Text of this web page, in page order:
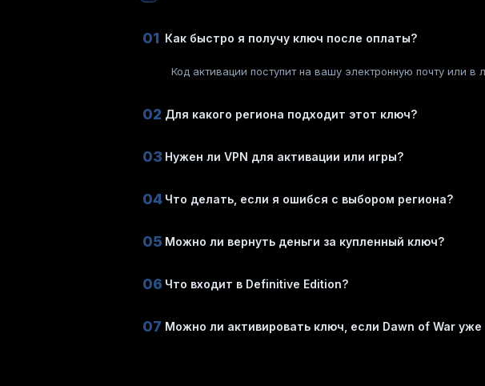
01 Как быстро я получу ключ после оплаты?
Код активации поступит на вашу электронную почту или
02 Для какого региона подходит этот ключ?
03 Нужен ли VPN для активации или игры?
04 Что делать, если я ошибся с выбором региона?
05 Можно ли вернуть деньги за купленный ключ?
06 Что входит в Definitive Edition?
07 Можно ли активировать ключ, если Dawn of War уже